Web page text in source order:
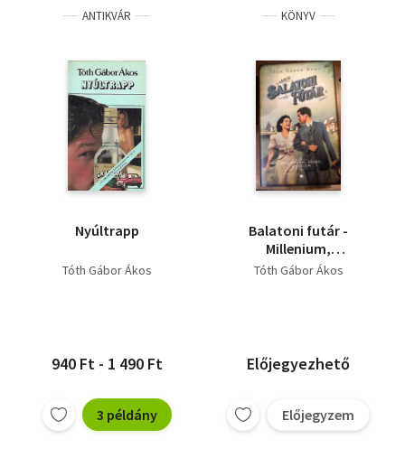
ANTIKVÁR
Nyúltrapp
Tóth Gábor Ákos
940 Ft - 1 490 Ft
3 példány
KÖNYV
Balatoni futár -
Millenium,
Füred,szerelem
Tóth Gábor Ákos
Előjegyezhető
Előjegyzem